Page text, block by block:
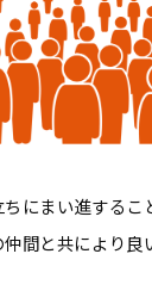
にまい進するこ
間と共により良